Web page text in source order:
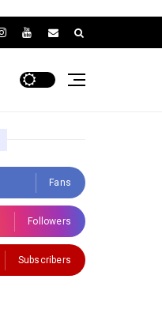
Fans
Followers
Subscribers